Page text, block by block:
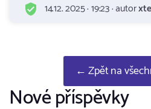
14.12. 2025 · 19:23 · autor
← Zpět na
Nové příspěvky